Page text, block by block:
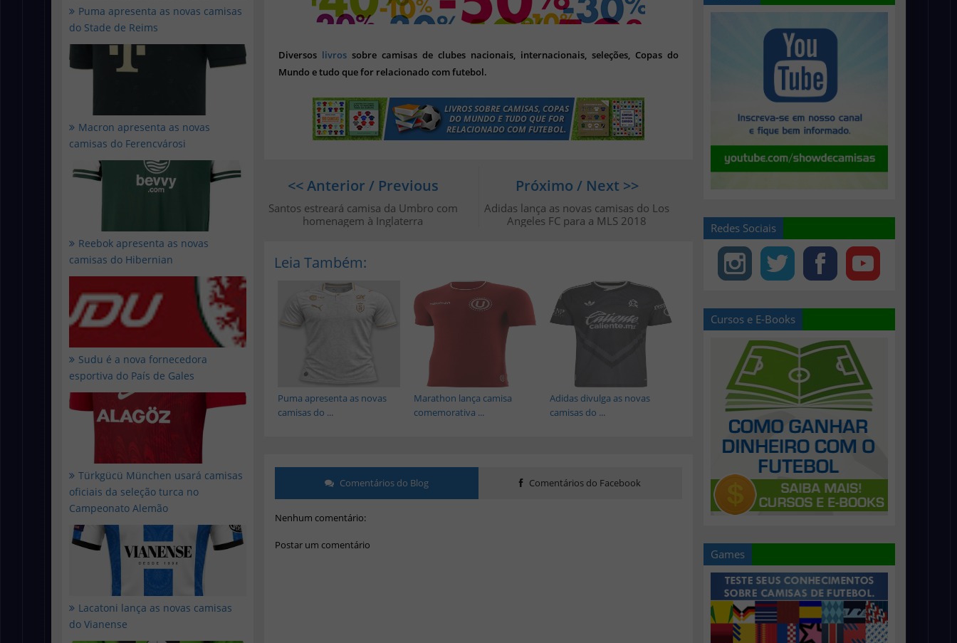
Puma apresenta as novas camisas
do Stade de Reims
Macron apresenta as novas
camisas do Ferencvárosi
Reebok apresenta as novas
camisas do Hibernian
Sudu é a nova fornecedora
esportiva do País de Gales
Türkgücü München usará camisas
oficiais da seleção turca no
Campeonato Alemão
Lacatoni lança as novas camisas
do Vianense
Diversos livros sobre camisas de clubes nacionais, internacionais, seleções, Copas do
Mundo e tudo que for relacionado com futebol.
Próximo / Next >>
Adidas lança as novas camisas do Los
Angeles FC para a MLS 2018
<< Anterior / Previous
Santos estreará camisa da Umbro com
homenagem à Inglaterra
Leia Também:
Adidas divulga as novas
camisas do ...
Marathon lança camisa
comemorativa ...
Puma apresenta as novas
camisas do ...
Comentários do Blog Comentários do Facebook
Nenhum comentário:
Postar um comentário
Redes Sociais
Cursos e E-Books
Games